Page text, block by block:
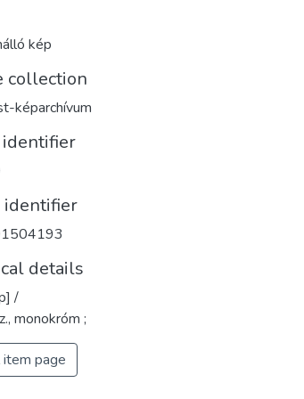
kép
collection
képarchívum
identifier
identifier
details
/
monokróm ;
item page